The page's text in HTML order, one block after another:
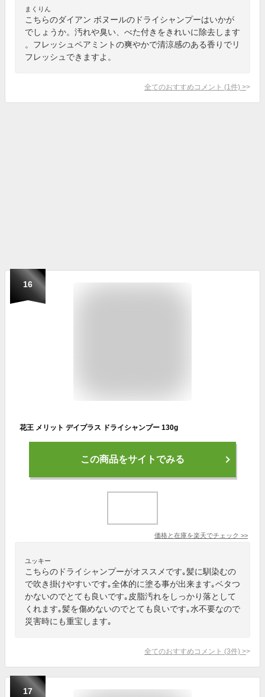
まくりん
こちらのダイアン ボヌールのドライシャンプーはいかが
でしょうか。汚れや臭い、べた付きをきれいに除去します
。フレッシュペアミントの爽やかで清涼感のある香りでリ
フレッシュできますよ。
全てのおすすめコメント (1 件) >
16
花王 メリット デイプラス ドライシャンプー 130g
この商品をサイトでみる
価格と在庫を楽天でチェック >>
ユッキー
こちらのドライシャンプーがオススメです｡髪に馴染むの
で吹き掛けやすいです｡全体的に塗る事が出来ます｡ベタつ
かないのでとても良いです｡皮脂汚れをしっかり落として
くれます｡髪を傷めないのでとても良いです｡水不要なので
災害時にも重宝します｡
全てのおすすめコメント (3件) >
17